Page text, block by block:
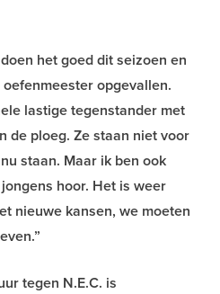
het goed dit seizoen en
opgevallen.
lastige tegenstander met
de ploeg. Ze staan niet voor
staan. Maar ik ben ook
hoor. Het is weer
nieuwe kansen, we moeten
tegen N.E.C. is